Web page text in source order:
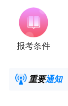
报考条件
重要通知